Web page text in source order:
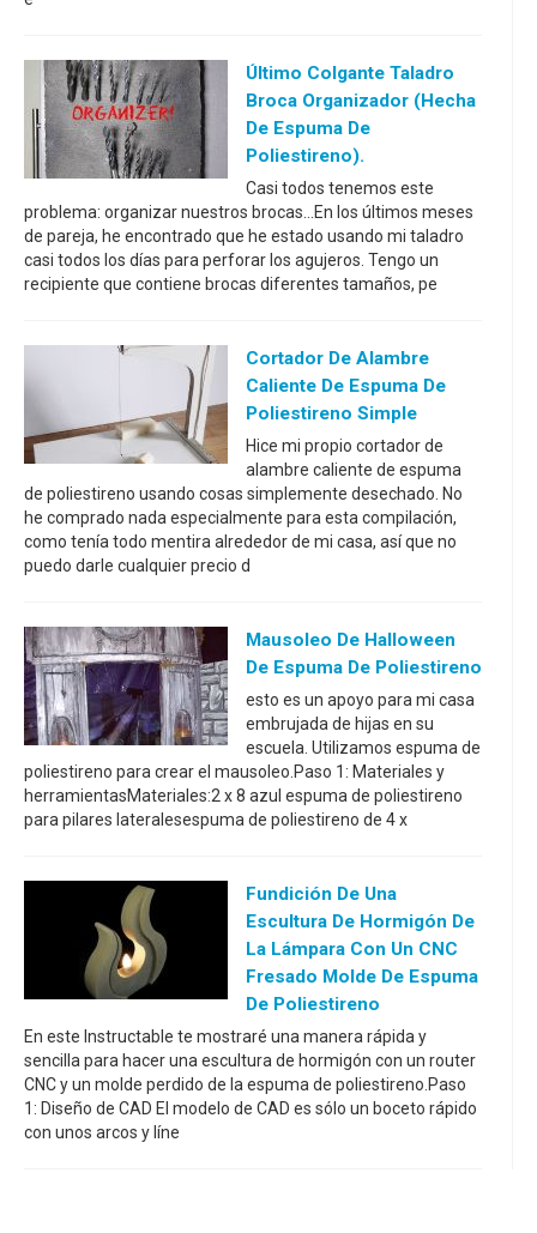
Último Colgante Taladro
Broca Organizador (hecha
De Espuma De
Poliestireno).
Casi todos tenemos este
problema: organizar nuestros brocas...En los últimos meses
de pareja, he encontrado que he estado usando mi taladro
casi todos los días para perforar los agujeros. Tengo un
recipiente que contiene brocas diferentes tamaños, pe
Cortador De Alambre
Caliente De Espuma De
Poliestireno Simple
Hice mi propio cortador de
alambre caliente de espuma
de poliestireno usando cosas simplemente desechado. No
he comprado nada especialmente para esta compilación,
como tenía todo mentira alrededor de mi casa, así que no
puedo darle cualquier precio d
Mausoleo De Halloween
De Espuma De Poliestireno
esto es un apoyo para mi casa
embrujada de hijas en su
escuela. Utilizamos espuma de
poliestireno para crear el mausoleo.Paso 1: Materiales y
herramientasMateriales:2 x 8 azul espuma de poliestireno
para pilares lateralesespuma de poliestireno de 4 x
Fundición De Una
Escultura De Hormigón De
La Lámpara Con Un CNC
Fresado Molde De Espuma
De Poliestireno
En este Instructable te mostraré una manera rápida y
sencilla para hacer una escultura de hormigón con un router
CNC y un molde perdido de la espuma de poliestireno.Paso
1: Diseño de CAD El modelo de CAD es sólo un boceto rápido
con unos arcos y líne